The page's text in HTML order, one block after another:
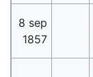
8 sep
1857